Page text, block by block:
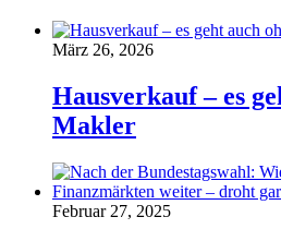
März 26, 2026
Hausverkauf – es
Makler
Februar 27, 2025